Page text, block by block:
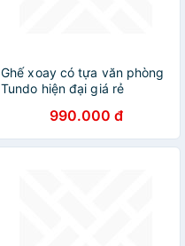
Ghế xoay có tựa văn phòng
Tundo hiện đại giá rẻ
990.000 đ